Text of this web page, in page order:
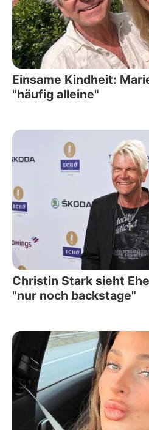
Einsame Kindheit:
"häufig alleine"
Christin Stark sieht
"nur noch backstage"